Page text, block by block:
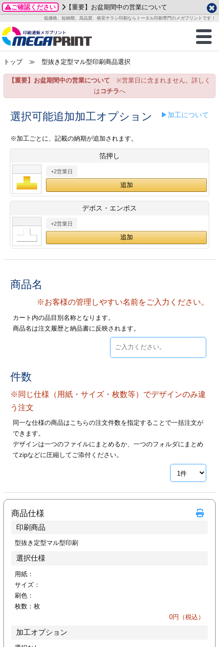
ご確認ください 【重要】お盆期間中の営業について
低価格、短納期、高品質、格安チラシ印刷ならトータル印刷専門のメガプリントです！
商品一覧
グッズ
ステッカー
ックカード印刷
業ツール印刷
＆盛り上げ印刷
ご利用ガイド
お客様へ
いて
方法
/送料について
刷
カード印刷
ックカード名刺
ムカード
型マル型印刷
ード印刷
印刷
ファイル印刷
ァイル印刷
印刷
印刷
リーブ印刷
加工
データ作成ガイド
成前に
ガイド
加工指示ガイド
テンプレート
ード印刷
名刺印刷
ックカード
ード印刷
印刷
形マル型
印刷
名刺印刷
ムカード印刷
刷
カード印刷
フォルダー
ァイル印刷
リーブ
一覧
わせ
り
プル請求
2026年 8月
月
火 水 木 金
土
1
3
4 5 6 7
8
15
24
25 26 27
29
土
1
2 3
8 9 10 11
12
14
15 16 17 18
19
25
26
28
29 30
トップ≫ 型抜き定型マル型印刷商品選択
【重要】お盆期間中の営業について ※営業日に含まれません。詳しく
は コチラへ
選択可能追加加工オプション ▶加工について
※加工ごとに、記載の納期が追加されます。
箔押し
+2営業日
デボス・エンボス
+2営業日
商品名
※お客様の管理しやすい名前をご入力ください。
カート内の品目別名称となります。
商品名は注文履歴と納品書に反映されます。
件数
※同じ仕様（用紙・サイズ・枚数等）でデザインのみ違
う注文
同一な仕様の商品はこちらの注文件数を指定することで一括注文が
できます。
デザインは一つのファイルにまとめるか、一つのフォルダにまとめ
てzipなどに圧縮してご添付ください。
商品仕様
印刷商品
型抜き定型マル型印刷
選択仕様
用紙：
サイズ：
刷色：
枚数： 枚
0円（税込）
加工オプション